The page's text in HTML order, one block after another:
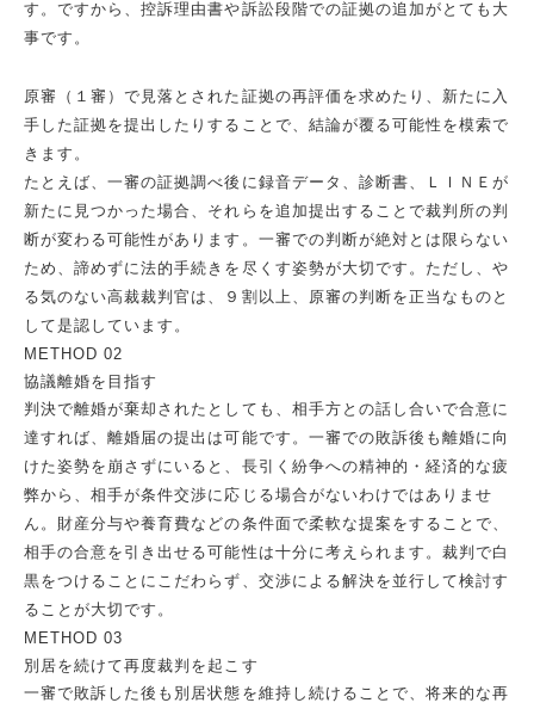
す。ですから、控訴理由書や訴訟段階での証拠の追加がとても大
事です。
原審（１審）で見落とされた証拠の再評価を求めたり、新たに入
手した証拠を提出したりすることで、結論が覆る可能性を模索で
きます。
たとえば、一審の証拠調べ後に録音データ、診断書、ＬＩＮＥが
新たに見つかった場合、それらを追加提出することで裁判所の判
断が変わる可能性があります。一審での判断が絶対とは限らない
ため、諦めずに法的手続きを尽くす姿勢が大切です。ただし、や
る気のない高裁裁判官は、９割以上、原審の判断を正当なものと
して是認しています。
METHOD 02
協議離婚を目指す
判決で離婚が棄却されたとしても、相手方との話し合いで合意に
達すれば、離婚届の提出は可能です。一審での敗訴後も離婚に向
けた姿勢を崩さずにいると、長引く紛争への精神的・経済的な疲
弊から、相手が条件交渉に応じる場合がないわけではありませ
ん。財産分与や養育費などの条件面で柔軟な提案をすることで、
相手の合意を引き出せる可能性は十分に考えられます。裁判で白
黒をつけることにこだわらず、交渉による解決を並行して検討す
ることが大切です。
METHOD 03
別居を続けて再度裁判を起こす
一審で敗訴した後も別居状態を維持し続けることで、将来的な再